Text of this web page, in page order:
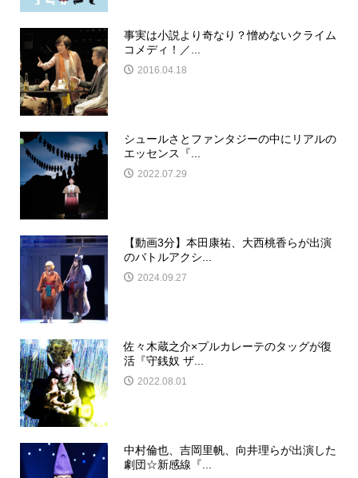
事実は小説より奇なり？憎めないクライム
コメディ！／...
2016.04.18
シュールさとファンタジーの中にリアルの
エッセンス『...
2022.07.29
【動画3分】本田康祐、大西桃香らが出演
のバトルアクシ...
2024.09.27
佐々木蔵之介×プルカレーテのタッグが復
活『守銭奴 ザ...
2022.08.01
中村倫也、吉岡里帆、向井理らが出演した
劇団☆新感線『...